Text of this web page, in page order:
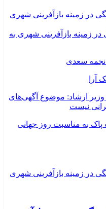
زمینه بازآفرینی شهری به
نجمه سعدی
آرا
وزیر ارشاد: موضوع آگهی‌های
نیست
پاک به مناسبت روز جهانی